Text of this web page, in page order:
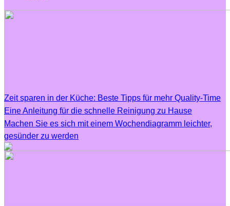
Zeit sparen in der Küche: Beste Tipps für mehr Quality-Time
Eine Anleitung für die schnelle Reinigung zu Hause
Machen Sie es sich mit einem Wochendiagramm leichter,
gesünder zu werden